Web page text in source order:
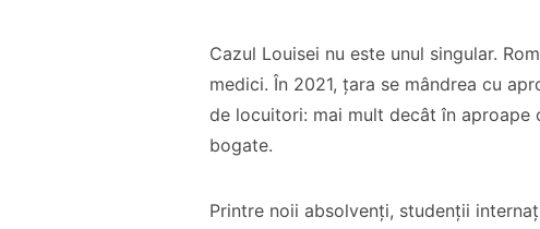
Cazul Louisei nu este unul singular.
medici. În 2021, țara se mândrea cu
de locuitori: mai mult decât în aproape
bogate.
Printre noii absolvenți, studenții